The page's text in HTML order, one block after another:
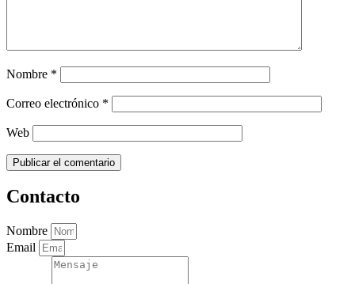
Nombre *
Correo electrónico *
Web
Contacto
Nombre
Email